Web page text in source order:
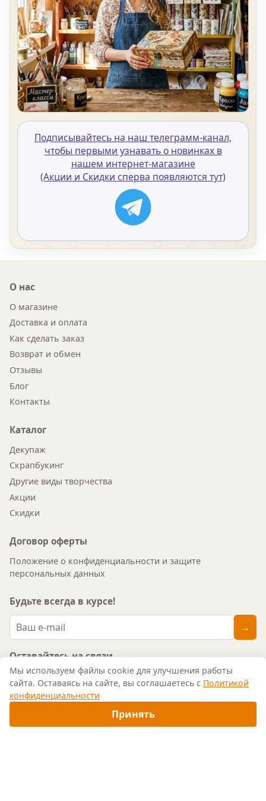
Подписывайтесь на наш телеграмм-канал,
чтобы первыми узнавать о новинках в
нашем интернет-магазине
(Акции и Скидки сперва появляются тут)
О нас
О магазине
Доставка и оплата
Как сделать заказ
Возврат и обмен
Отзывы
Блог
Контакты
Каталог
Декупаж
Скрапбукинг
Другие виды творчества
Акции
Скидки
Договор оферты
Положение о конфиденциальности и защите
персональных данных
Будьте всегда в курсе!
→
Оставайтесь на связи
VK TG
Контакты
+7 (977) 393-31-71
Мы используем файлы cookie для улучшения работы
сайта. Оставаясь на сайте, вы соглашаетесь с Политикой
конфиденциальности
Принять